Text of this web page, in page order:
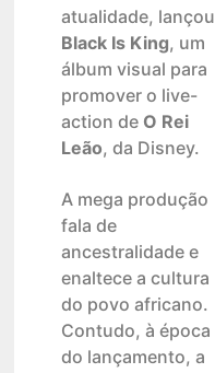
atualidade, lançou
Black Is King, um
álbum visual para
promover o live-
action de O Rei
Leão, da Disney.
A mega produção
fala de
ancestralidade e
enaltece a cultura
do povo africano.
Contudo, à época
do lançamento, a